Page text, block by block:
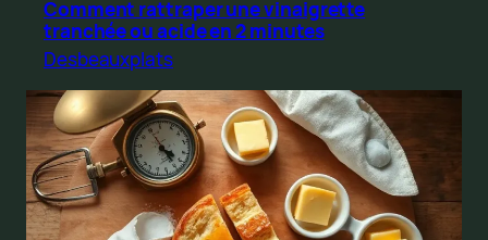
Comment rattraper une vinaigrette
tranchée ou acide en 2 minutes
Desbeauxplats